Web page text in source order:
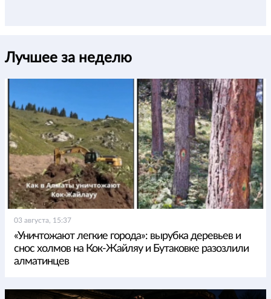
Лучшее за неделю
03 августа, 15:37
«Уничтожают легкие города»: вырубка деревьев и
снос холмов на Кок-Жайляу и Бутаковке разозлили
алматинцев